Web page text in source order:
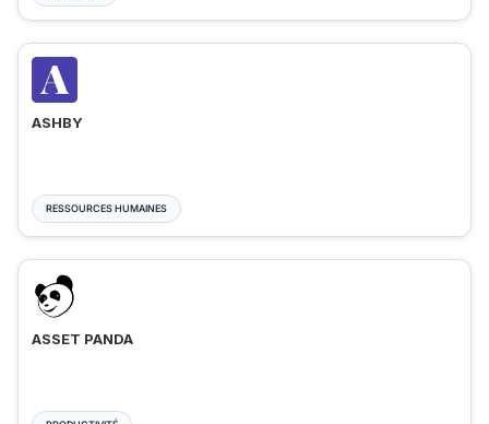
ASHBY
RESSOURCES HUMAINES
ASSET PANDA